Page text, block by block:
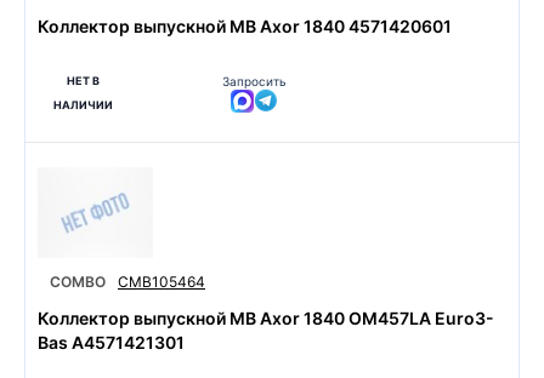
Коллектор выпускной MB Axor 1840 4571420601
НЕТ В
НАЛИЧИИ
Запросить
COMBO CMB105464
Коллектор выпускной MB Axor 1840 OM457LA Euro3-
Bas A4571421301